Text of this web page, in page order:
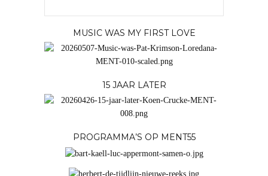
MUSIC WAS MY FIRST LOVE
15 JAAR LATER
PROGRAMMA’S OP MENT55